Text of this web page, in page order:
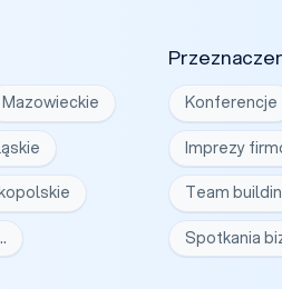
Mazowieckie Konferencje
Imprezy
Team
Spotkania